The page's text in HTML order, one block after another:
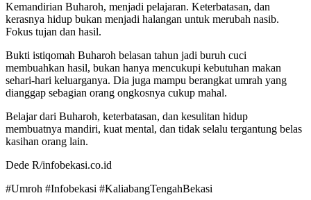
Kemandirian Buharoh, menjadi pelajaran. Keterbatasan, dan
kerasnya hidup bukan menjadi halangan untuk merubah nasib.
Fokus tujan dan hasil.
Bukti istiqomah Buharoh belasan tahun jadi buruh cuci
membuahkan hasil, bukan hanya mencukupi kebutuhan makan
sehari-hari keluarganya. Dia juga mampu berangkat umrah yang
dianggap sebagian orang ongkosnya cukup mahal.
Belajar dari Buharoh, keterbatasan, dan kesulitan hidup
membuatnya mandiri, kuat mental, dan tidak selalu tergantung belas
kasihan orang lain.
Dede R/infobekasi.co.id
#Umroh #Infobekasi #KaliabangTengahBekasi